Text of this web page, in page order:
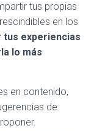
tus propias
en los
tus experiencias
lo más
en contenido,
de